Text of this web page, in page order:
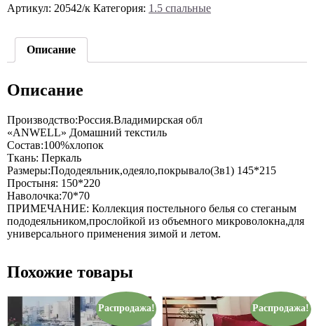
Артикул: 20542/к Категория: 1.5 спальные
Описание
Описание
Производство:Россия.Владимирская обл
«ANWELL» Домашний текстиль
Состав:100%хлопок
Ткань: Перкаль
Размеры:Пододеяльник,одеяло,покрывало(3в1) 145*215
Простыня: 150*220
Наволочка:70*70
ПРИМЕЧАНИЕ: Коллекция постельного белья со стеганым
пододеяльником,прослойкой из объемного микроволокна,для
универсального применения зимой и летом.
Похожие товары
Распродажа! Распродажа!